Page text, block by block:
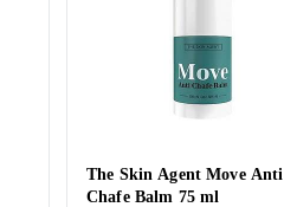
The Skin Agent Move Anti
Chafe Balm 75 ml